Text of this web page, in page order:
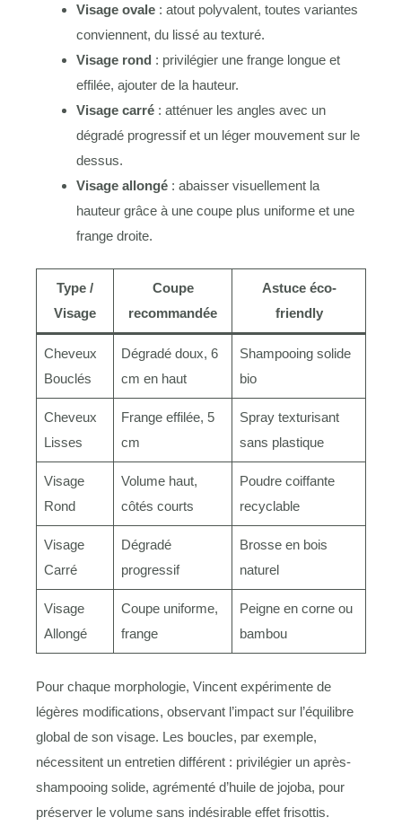
Visage ovale : atout polyvalent, toutes variantes
conviennent, du lissé au texturé.
Visage rond : privilégier une frange longue et
effilée, ajouter de la hauteur.
Visage carré : atténuer les angles avec un
dégradé progressif et un léger mouvement sur le
dessus.
Visage allongé : abaisser visuellement la
hauteur grâce à une coupe plus uniforme et une
frange droite.
Type /
Visage
Coupe
recommandée
Astuce éco-
friendly
Cheveux
Bouclés
Dégradé doux, 6
cm en haut
Shampooing solide
bio
Cheveux
Lisses
Frange effilée, 5
cm
Spray texturisant
sans plastique
Visage
Rond
Volume haut,
côtés courts
Poudre coiffante
recyclable
Visage
Carré
Dégradé
progressif
Brosse en bois
naturel
Visage
Allongé
Coupe uniforme,
frange
Peigne en corne ou
bambou
Pour chaque morphologie, Vincent expérimente de
légères modifications, observant l’impact sur l’équilibre
global de son visage. Les boucles, par exemple,
nécessitent un entretien différent : privilégier un après-
shampooing solide, agrémenté d’huile de jojoba, pour
préserver le volume sans indésirable effet frisottis.